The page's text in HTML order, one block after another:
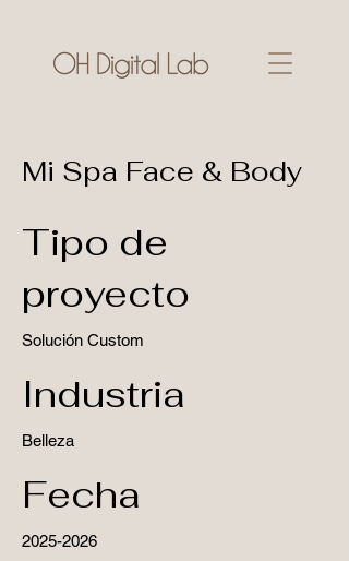
Mi Spa Face & Body
Tipo de
proyecto
Solución Custom
Industria
Belleza
Fecha
2025-2026